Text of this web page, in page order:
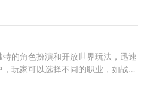
的角色扮演和开放世界玩法，迅速
玩家可以选择不同的职业，如战